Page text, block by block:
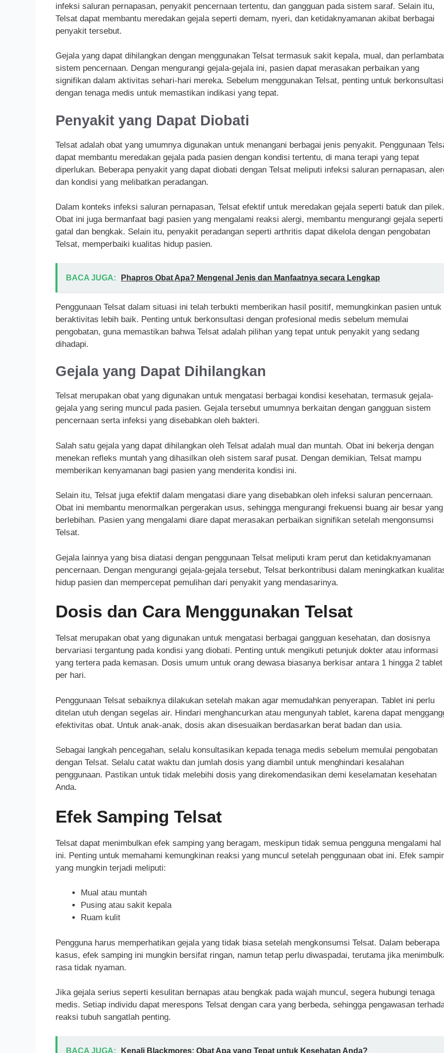
infeksi saluran pernapasan, penyakit pencernaan tertentu, dan gangguan pada sistem saraf. Selain itu,
Telsat dapat membantu meredakan gejala seperti demam, nyeri, dan ketidaknyamanan akibat berbagai
penyakit tersebut.
Gejala yang dapat dihilangkan dengan menggunakan Telsat termasuk sakit kepala, mual, dan
sistem pencernaan. Dengan mengurangi gejala-gejala ini, pasien dapat merasakan perbaikan yang
signifikan dalam aktivitas sehari-hari mereka. Sebelum menggunakan Telsat, penting untuk berkonsultasi
dengan tenaga medis untuk memastikan indikasi yang tepat.
Penyakit yang Dapat Diobati
Telsat adalah obat yang umumnya digunakan untuk menangani berbagai jenis penyakit. Penggunaan
dapat membantu meredakan gejala pada pasien dengan kondisi tertentu, di mana terapi yang tepat
diperlukan. Beberapa penyakit yang dapat diobati dengan Telsat meliputi infeksi saluran pernapasan,
dan kondisi yang melibatkan peradangan.
Dalam konteks infeksi saluran pernapasan, Telsat efektif untuk meredakan gejala seperti batuk dan pilek.
Obat ini juga bermanfaat bagi pasien yang mengalami reaksi alergi, membantu mengurangi gejala seperti
gatal dan bengkak. Selain itu, penyakit peradangan seperti arthritis dapat dikelola dengan pengobatan
Telsat, memperbaiki kualitas hidup pasien.
BACA JUGA: Phapros Obat Apa? Mengenal Jenis dan Manfaatnya secara Lengkap
Penggunaan Telsat dalam situasi ini telah terbukti memberikan hasil positif, memungkinkan pasien untuk
beraktivitas lebih baik. Penting untuk berkonsultasi dengan profesional medis sebelum memulai
pengobatan, guna memastikan bahwa Telsat adalah pilihan yang tepat untuk penyakit yang sedang
dihadapi.
Gejala yang Dapat Dihilangkan
Telsat merupakan obat yang digunakan untuk mengatasi berbagai kondisi kesehatan, termasuk gejala-
gejala yang sering muncul pada pasien. Gejala tersebut umumnya berkaitan dengan gangguan sistem
pencernaan serta infeksi yang disebabkan oleh bakteri.
Salah satu gejala yang dapat dihilangkan oleh Telsat adalah mual dan muntah. Obat ini bekerja dengan
menekan refleks muntah yang dihasilkan oleh sistem saraf pusat. Dengan demikian, Telsat mampu
memberikan kenyamanan bagi pasien yang menderita kondisi ini.
Selain itu, Telsat juga efektif dalam mengatasi diare yang disebabkan oleh infeksi saluran pencernaan.
Obat ini membantu menormalkan pergerakan usus, sehingga mengurangi frekuensi buang air besar yang
berlebihan. Pasien yang mengalami diare dapat merasakan perbaikan signifikan setelah mengonsumsi
Telsat.
Gejala lainnya yang bisa diatasi dengan penggunaan Telsat meliputi kram perut dan ketidaknyamanan
pencernaan. Dengan mengurangi gejala-gejala tersebut, Telsat berkontribusi dalam meningkatkan
hidup pasien dan mempercepat pemulihan dari penyakit yang mendasarinya.
Dosis dan Cara Menggunakan Telsat
Telsat merupakan obat yang digunakan untuk mengatasi berbagai gangguan kesehatan, dan dosisnya
bervariasi tergantung pada kondisi yang diobati. Penting untuk mengikuti petunjuk dokter atau informasi
yang tertera pada kemasan. Dosis umum untuk orang dewasa biasanya berkisar antara 1 hingga 2 tablet
per hari.
Penggunaan Telsat sebaiknya dilakukan setelah makan agar memudahkan penyerapan. Tablet ini perlu
ditelan utuh dengan segelas air. Hindari menghancurkan atau mengunyah tablet, karena dapat
efektivitas obat. Untuk anak-anak, dosis akan disesuaikan berdasarkan berat badan dan usia.
Sebagai langkah pencegahan, selalu konsultasikan kepada tenaga medis sebelum memulai pengobatan
dengan Telsat. Selalu catat waktu dan jumlah dosis yang diambil untuk menghindari kesalahan
penggunaan. Pastikan untuk tidak melebihi dosis yang direkomendasikan demi keselamatan kesehatan
Anda.
Efek Samping Telsat
Telsat dapat menimbulkan efek samping yang beragam, meskipun tidak semua pengguna mengalami hal
ini. Penting untuk memahami kemungkinan reaksi yang muncul setelah penggunaan obat ini. Efek
yang mungkin terjadi meliputi:
Mual atau muntah
Pusing atau sakit kepala
Ruam kulit
Pengguna harus memperhatikan gejala yang tidak biasa setelah mengkonsumsi Telsat. Dalam beberapa
kasus, efek samping ini mungkin bersifat ringan, namun tetap perlu diwaspadai, terutama jika
rasa tidak nyaman.
Jika gejala serius seperti kesulitan bernapas atau bengkak pada wajah muncul, segera hubungi tenaga
medis. Setiap individu dapat merespons Telsat dengan cara yang berbeda, sehingga pengawasan
reaksi tubuh sangatlah penting.
BACA JUGA: Kenali Blackmores: Obat Apa yang Tepat untuk Kesehatan Anda?